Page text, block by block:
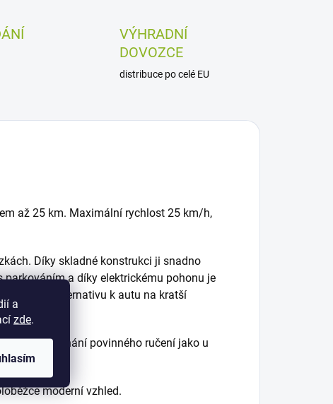
a
zde.
VÝHRADNÍ
DOVOZCE
distribuce po celé EU
až 25 km. Maximální rychlost 25 km/h,
Díky skladné konstrukci ji snadno
parkováním a díky elektrickému pohonu je
alternativu k autu na kratší
ani sjednání povinného ručení jako u
moderní vzhled.